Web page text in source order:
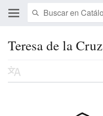
Teresa de la Cruz